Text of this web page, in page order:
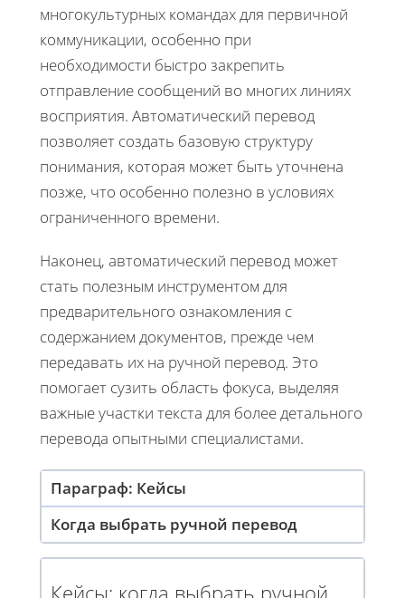
многокультурных командах для первичной
коммуникации, особенно при
необходимости быстро закрепить
отправление сообщений во многих линиях
восприятия. Автоматический перевод
позволяет создать базовую структуру
понимания, которая может быть уточнена
позже, что особенно полезно в условиях
ограниченного времени.
Наконец, автоматический перевод может
стать полезным инструментом для
предварительного ознакомления с
содержанием документов, прежде чем
передавать их на ручной перевод. Это
помогает сузить область фокуса, выделяя
важные участки текста для более детального
перевода опытными специалистами.
Параграф: Кейсы
Когда выбрать ручной перевод